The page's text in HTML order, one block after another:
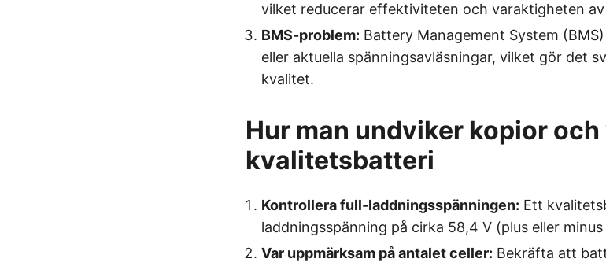
vilket reducerar effektiviteten och varaktigheten
BMS-problem: Battery Management System
eller aktuella spänningsavläsningar, vilket gör det
kvalitet.
Hur man undviker kopior
kvalitetsbatteri
Kontrollera full-laddningsspänningen: Ett
laddningsspänning på cirka 58,4 V (plus eller minus
Var uppmärksam på antalet celler: Bekräfta att